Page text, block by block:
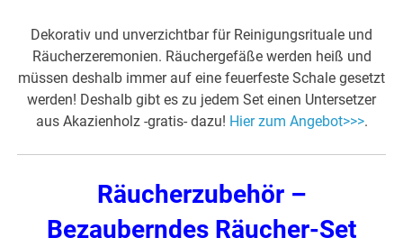
Dekorativ und unverzichtbar für Reinigungsrituale und
Räucherzeremonien. Räuchergefäße werden heiß und
müssen deshalb immer auf eine feuerfeste Schale gesetzt
werden! Deshalb gibt es zu jedem Set einen Untersetzer
aus Akazienholz -gratis- dazu! Hier zum Angebot>>>.
Räucherzubehör –
Bezauberndes Räucher-Set